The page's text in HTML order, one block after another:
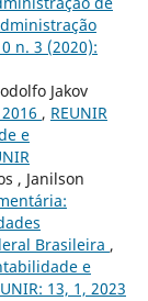
n. 3 (2020):
Jakov
, REUNIR
e
, Janilson
Brasileira ,
e
13, 1, 2023